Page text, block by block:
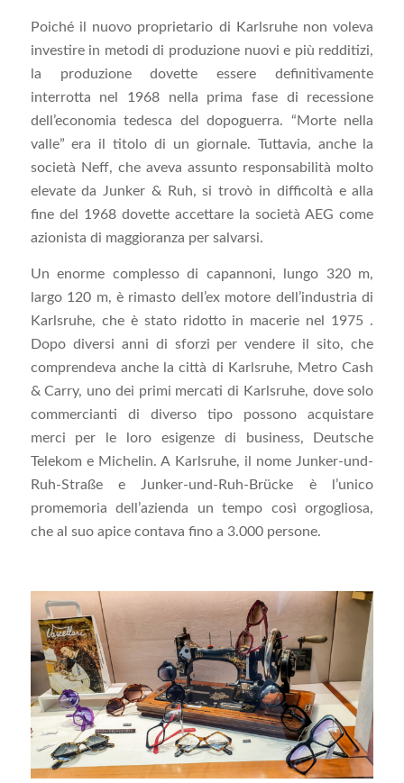
Poiché il nuovo proprietario di Karlsruhe non voleva
investire in metodi di produzione nuovi e più redditizi,
la produzione dovette essere definitivamente
interrotta nel 1968 nella prima fase di recessione
dell’economia tedesca del dopoguerra. “Morte nella
valle” era il titolo di un giornale. Tuttavia, anche la
società Neff, che aveva assunto responsabilità molto
elevate da Junker & Ruh, si trovò in difficoltà e alla
fine del 1968 dovette accettare la società AEG come
azionista di maggioranza per salvarsi.
Un enorme complesso di capannoni, lungo 320 m,
largo 120 m, è rimasto dell’ex motore dell’industria di
Karlsruhe, che è stato ridotto in macerie nel 1975 .
Dopo diversi anni di sforzi per vendere il sito, che
comprendeva anche la città di Karlsruhe, Metro Cash
& Carry, uno dei primi mercati di Karlsruhe, dove solo
commercianti di diverso tipo possono acquistare
merci per le loro esigenze di business, Deutsche
Telekom e Michelin. A Karlsruhe, il nome Junker-und-
Ruh-Straße e Junker-und-Ruh-Brücke è l’unico
promemoria dell’azienda un tempo così orgogliosa,
che al suo apice contava fino a 3.000 persone.